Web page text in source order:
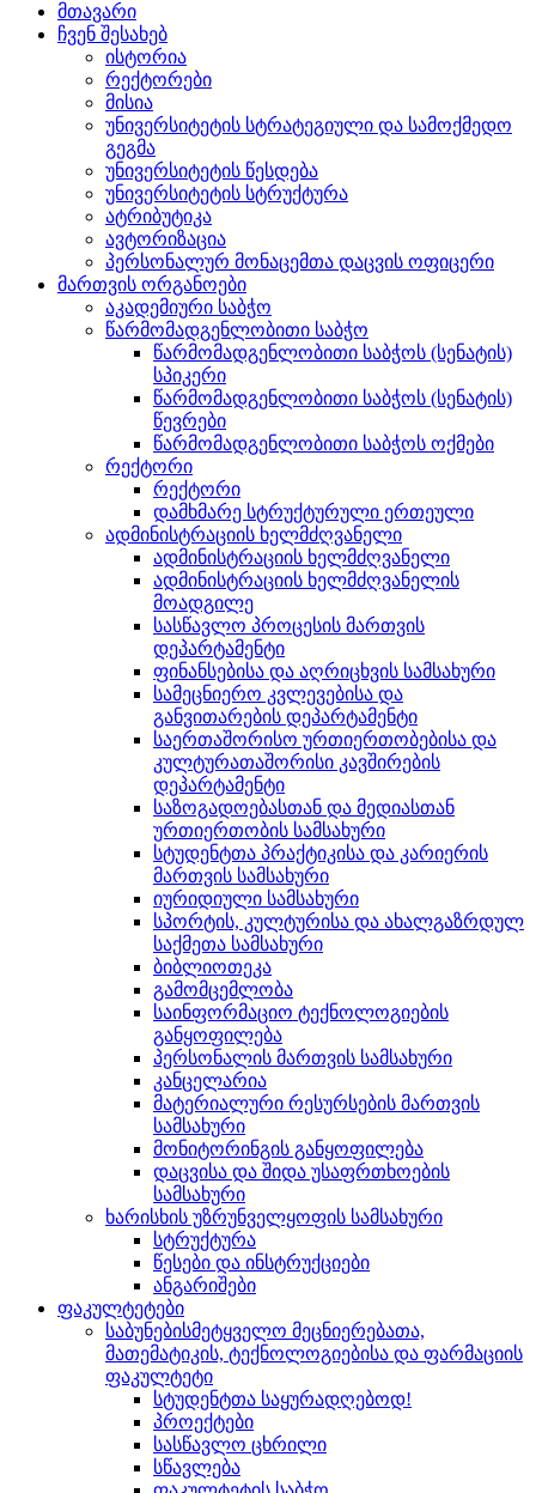
მთავარი
ჩვენ შესახებ
ისტორია
რექტორები
მისია
უნივერსიტეტის სტრატეგიული და სამოქმედო
გეგმა
უნივერსიტეტის წესდება
უნივერსიტეტის სტრუქტურა
ატრიბუტიკა
ავტორიზაცია
პერსონალურ მონაცემთა დაცვის ოფიცერი
მართვის ორგანოები
აკადემიური საბჭო
წარმომადგენლობითი საბჭო
წარმომადგენლობითი საბჭოს (სენატის)
სპიკერი
წარმომადგენლობითი საბჭოს (სენატის)
წევრები
წარმომადგენლობითი საბჭოს ოქმები
რექტორი
რექტორი
დამხმარე სტრუქტურული ერთეული
ადმინისტრაციის ხელმძღვანელი
ადმინისტრაციის ხელმძღვანელი
ადმინისტრაციის ხელმძღვანელის
მოადგილე
სასწავლო პროცესის მართვის
დეპარტამენტი
ფინანსებისა და აღრიცხვის სამსახური
სამეცნიერო კვლევებისა და
განვითარების დეპარტამენტი
საერთაშორისო ურთიერთობებისა და
კულტურათაშორისი კავშირების
დეპარტამენტი
საზოგადოებასთან და მედიასთან
ურთიერთობის სამსახური
სტუდენტთა პრაქტიკისა და კარიერის
მართვის სამსახური
იურიდიული სამსახური
სპორტის, კულტურისა და ახალგაზრდულ
საქმეთა სამსახური
ბიბლიოთეკა
გამომცემლობა
საინფორმაციო ტექნოლოგიების
განყოფილება
პერსონალის მართვის სამსახური
კანცელარია
მატერიალური რესურსების მართვის
სამსახური
მონიტორინგის განყოფილება
დაცვისა და შიდა უსაფრთხოების
სამსახური
ხარისხის უზრუნველყოფის სამსახური
სტრუქტურა
წესები და ინსტრუქციები
ანგარიშები
ფაკულტეტები
საბუნებისმეტყველო მეცნიერებათა,
მათემატიკის, ტექნოლოგიებისა და ფარმაციის
ფაკულტეტი
სტუდენტთა საყურადღებოდ!
პროექტები
სასწავლო ცხრილი
სწავლება